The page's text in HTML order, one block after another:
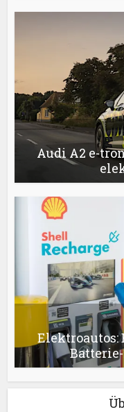
Audi A2 e-
Elektroautos: